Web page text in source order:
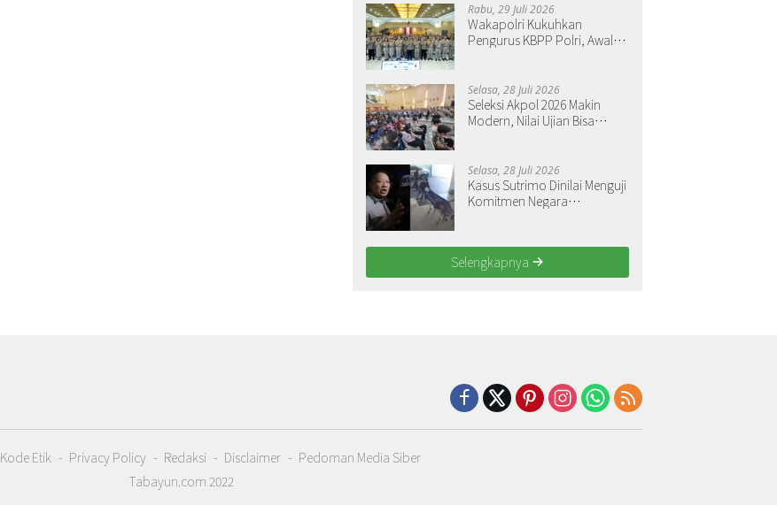
Rabu, 29 Juli 2026
Wakapolri Kukuhkan
Pengurus KBPP Polri, Awali
Selasa, 28 Juli 2026
Seleksi Akpol 2026 Makin
Modern, Nilai Ujian Bisa
Selasa, 28 Juli 2026
Kasus Sutrimo Dinilai Menguji
Komitmen Negara
Selengkapnya
Kode Etik Privacy Policy Redaksi Disclaimer
Pedoman Media Siber
Tabayun.com 2022